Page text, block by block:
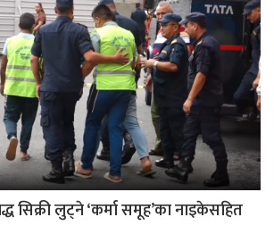
सिक्री लुट्ने ‘कर्मा समूह’का नाइकेसहित